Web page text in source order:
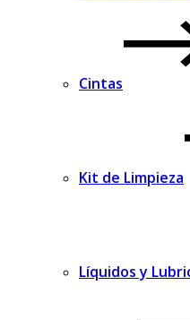
Cintas
Kit de Limpieza
Líquidos y